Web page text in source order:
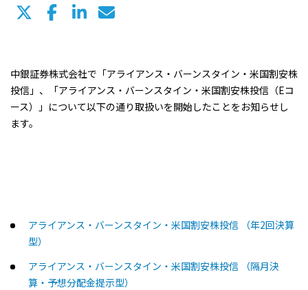
中銀証券株式会社で「アライアンス・バーンスタイン・米国割安株
投信」、「アライアンス・バーンスタイン・米国割安株投信（Eコ
ース）」について以下の通り取扱いを開始したことをお知らせし
ます。
アライアンス・バーンスタイン・米国割安株投信 （年2回決算
型）
アライアンス・バーンスタイン・米国割安株投信 （隔月決
算・予想分配金提示型）